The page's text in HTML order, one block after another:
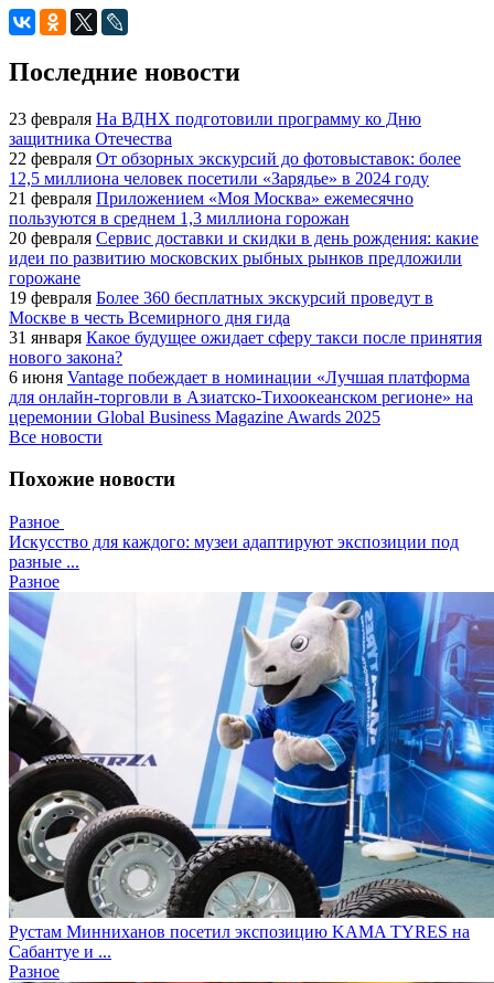
Последние новости
23 февраля На ВДНХ подготовили программу ко Дню
защитника Отечества
22 февраля От обзорных экскурсий до фотовыставок: более
12,5 миллиона человек посетили «Зарядье» в 2024 году
21 февраля Приложением «Моя Москва» ежемесячно
пользуются в среднем 1,3 миллиона горожан
20 февраля Сервис доставки и скидки в день рождения: какие
идеи по развитию московских рыбных рынков предложили
горожане
19 февраля Более 360 бесплатных экскурсий проведут в
Москве в честь Всемирного дня гида
31 января Какое будущее ожидает сферу такси после принятия
нового закона?
6 июня Vantage побеждает в номинации «Лучшая платформа
для онлайн-торговли в Азиатско-Тихоокеанском регионе» на
церемонии Global Business Magazine Awards 2025
Все новости
Похожие новости
Разное
Искусство для каждого: музеи адаптируют экспозиции под
разные ...
Разное
Рустам Минниханов посетил экспозицию KAMA TYRES на
Сабантуе и ...
Разное